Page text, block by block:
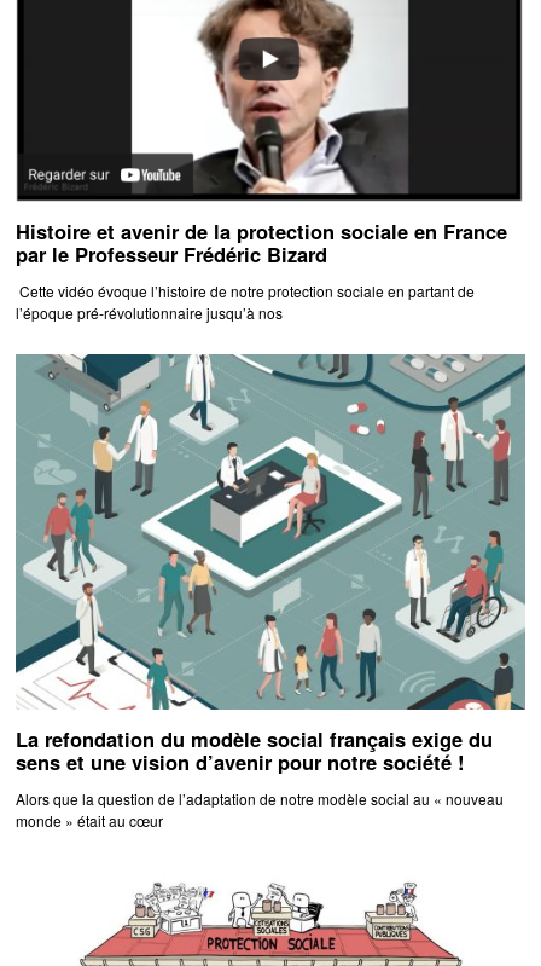
Histoire et avenir de la protection sociale en France
par le Professeur Frédéric Bizard
Cette vidéo évoque l’histoire de notre protection sociale en partant de
l’époque pré-révolutionnaire jusqu’à nos
La refondation du modèle social français exige du
sens et une vision d’avenir pour notre société !
Alors que la question de l’adaptation de notre modèle social au « nouveau
monde » était au cœur